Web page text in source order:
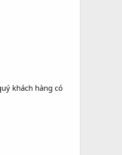
khách hàng có